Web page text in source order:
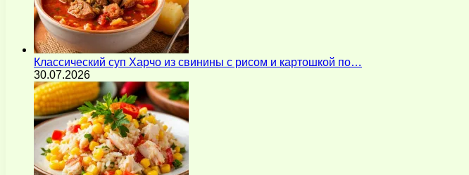
Классический суп Харчо из свинины с рисом и картошкой по…
30.07.2026